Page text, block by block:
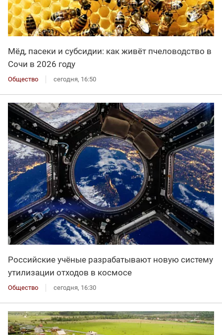
Мёд, пасеки и субсидии: как живёт пчеловодство в
Сочи в 2026 году
Общество сегодня, 16:50
Российские учёные разрабатывают новую систему
утилизации отходов в космосе
Общество сегодня, 16:30